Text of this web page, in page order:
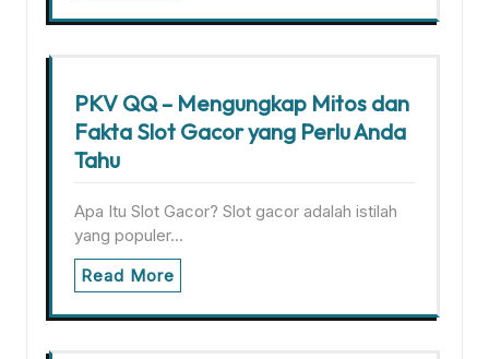
PKV QQ – Mengungkap Mitos dan
Fakta Slot Gacor yang Perlu Anda
Tahu
Apa Itu Slot Gacor? Slot gacor adalah istilah
yang populer…
Read More